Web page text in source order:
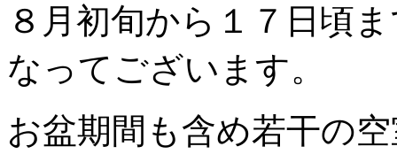
８月初旬から１７日頃
なってございます。
お盆期間も含め若干の